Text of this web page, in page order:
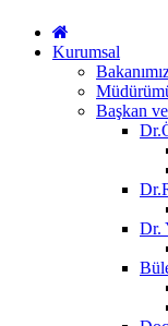
Kurumsal
Başkan ve
Dr.